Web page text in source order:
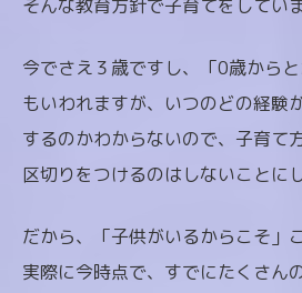
そんな教育方針で子育てをしていま
今でさえ３歳ですし、「0歳から
もいわれますが、いつのどの経験
するのかわからないので、子育て
区切りをつけるのはしないことに
だから、「子供がいるからこそ」
実際に今時点で、すでにたくさん